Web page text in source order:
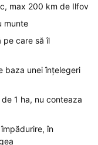
max 200 km de Ilfov
munte
pe care să îl
baza unei înțelegeri
1 ha, nu conteaza
în